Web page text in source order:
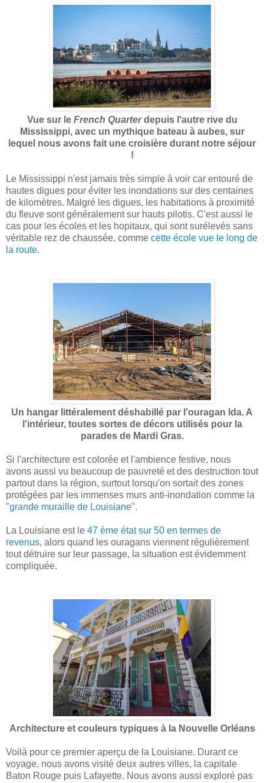
Vue sur le French Quarterdepuis l'autre rive du
Mississippi, avec un mythique bateau à aubes, sur
lequel nous avons fait une croisière durant notre séjour
!
Le Mississippi n'est jamais très simple à voir car entouré de
hautes digues pour éviter les inondations sur des centaines
de kilomètres. Malgré les digues, les habitations à proximité
du fleuve sont généralement sur hauts pilotis. C'est aussi le
cas pour les écoles et les hopitaux, qui sont surélevés sans
véritable rez de chaussée, comme cette école vue le long de
la route.
Un hangar littéralement déshabillé par l'ouragan Ida. A
l'intérieur, toutes sortes de décors utilisés pour la
parades de Mardi Gras.
Si l'architecture est colorée et l'ambience festive, nous
avons aussi vu beaucoup de pauvreté et des destruction tout
partout dans la région, surtout lorsqu'on sortait des zones
protégées par les immenses murs anti-inondation comme la
"grande muraille de Louisiane".
La Louisiane est le 47 ème état sur 50 en termes de
revenus, alors quand les ouragans viennent régulièrement
tout détruire sur leur passage, la situation est évidemment
compliquée.
Architecture et couleurs typiques à la Nouvelle Orléans
Voilà pour ce premier aperçu de la Louisiane. Durant ce
voyage, nous avons visité deux autres villes, la capitale
Baton Rouge puis Lafayette. Nous avons aussi exploré pas